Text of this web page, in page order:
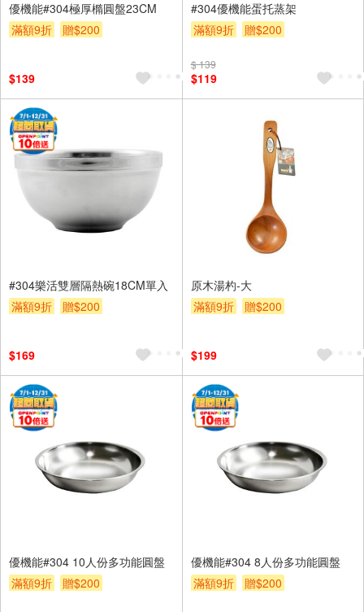
優機能#304極厚橢圓盤23CM
滿額9折
贈$200
$139
#304優機能蛋托蒸架
滿額9折
贈$200
$ 139
$119
#304樂活雙層隔熱碗18CM單入
滿額9折
贈$200
$169
原木湯杓-大
滿額9折
贈$200
$199
優機能#304 10人份多功能圓盤
滿額9折
贈$200
優機能#304 8人份多功能圓盤
滿額9折
贈$200